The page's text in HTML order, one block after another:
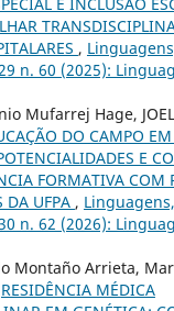
,
n. 60 (2025):
Mufarrej Hage,
DO CAMPO
E
FORMATIVA COM
DA UFPA ,
n. 62 (2026):
Montaño Arrieta,
RESIDÊNCIA MÉDICA